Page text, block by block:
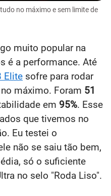
no máximo e sem limite de
muito popular na
é a performance. Até
Elite sofre para rodar
máximo. Foram 51
em 95%. Esse
que tivemos no
Eu testei o
não se saiu tão bem,
só o suficiente
no selo "Roda Liso".